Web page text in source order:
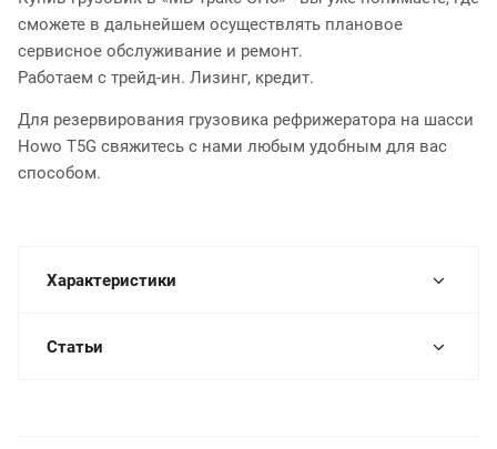
сможете в дальнейшем осуществлять плановое
сервисное обслуживание и ремонт.
Работаем с трейд-ин. Лизинг, кредит.
Для резервирования грузовика рефрижератора на шасси
Howo T5G свяжитесь с нами любым удобным для вас
способом.
Характеристики
Статьи